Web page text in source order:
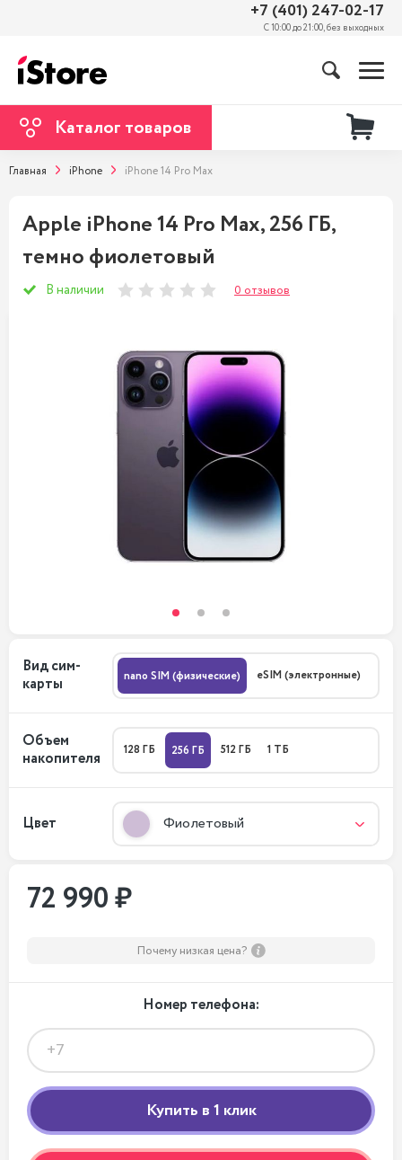
+7 (401) 247-02-17
С 10:00 до 21:00, без выходных
Каталог товаров
Главная iPhone iPhone 14 Pro Max
Apple iPhone 14 Pro Max, 256 ГБ,
темно фиолетовый
В наличии 0 отзывов
Вид сим-
карты
nano SIM (физические) eSIM (электронные)
Объем
накопителя
128 ГБ 256 ГБ 512 ГБ 1 ТБ
Цвет Фиолетовый
72 990 ₽
Почему низкая цена?
Номер телефона: